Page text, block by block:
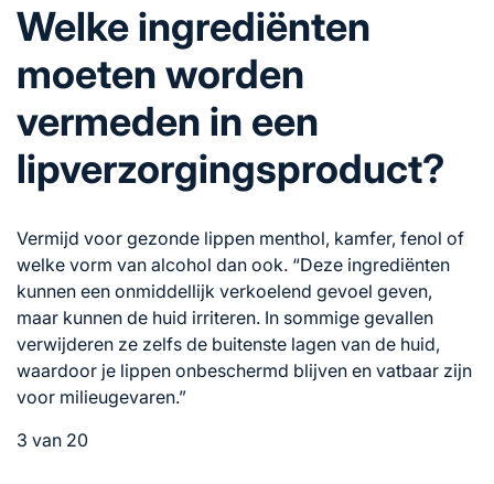
Welke ingrediënten
moeten worden
vermeden in een
lipverzorgingsproduct?
Vermijd voor gezonde lippen menthol, kamfer, fenol of
welke vorm van alcohol dan ook. “Deze ingrediënten
kunnen een onmiddellijk verkoelend gevoel geven,
maar kunnen de huid irriteren. In sommige gevallen
verwijderen ze zelfs de buitenste lagen van de huid,
waardoor je lippen onbeschermd blijven en vatbaar zijn
voor milieugevaren.”
3 van 20